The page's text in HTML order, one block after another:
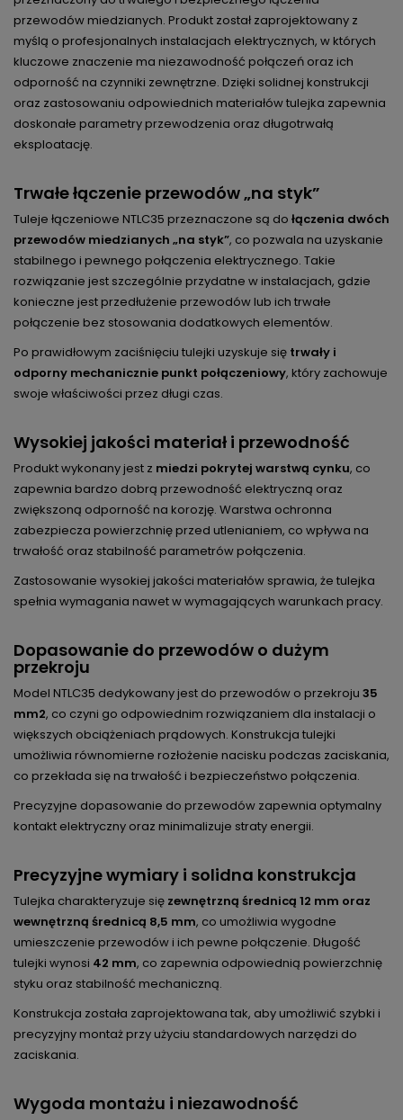
przewodów miedzianych. Produkt został zaprojektowany z
myślą o profesjonalnych instalacjach elektrycznych, w których
kluczowe znaczenie ma niezawodność połączeń oraz ich
odporność na czynniki zewnętrzne. Dzięki solidnej konstrukcji
oraz zastosowaniu odpowiednich materiałów tulejka zapewnia
doskonałe parametry przewodzenia oraz długotrwałą
eksploatację.
Trwałe łączenie przewodów „na styk”
Tuleje łączeniowe NTLC35 przeznaczone są do łączenia dwóch
przewodów miedzianych „na styk”, co pozwala na uzyskanie
stabilnego i pewnego połączenia elektrycznego. Takie
rozwiązanie jest szczególnie przydatne w instalacjach, gdzie
konieczne jest przedłużenie przewodów lub ich trwałe
połączenie bez stosowania dodatkowych elementów.
Po prawidłowym zaciśnięciu tulejki uzyskuje się trwały i
odporny mechanicznie punkt połączeniowy, który zachowuje
swoje właściwości przez długi czas.
Wysokiej jakości materiał i przewodność
Produkt wykonany jest z miedzi pokrytej warstwą cynku, co
zapewnia bardzo dobrą przewodność elektryczną oraz
zwiększoną odporność na korozję. Warstwa ochronna
zabezpiecza powierzchnię przed utlenianiem, co wpływa na
trwałość oraz stabilność parametrów połączenia.
Zastosowanie wysokiej jakości materiałów sprawia, że tulejka
spełnia wymagania nawet w wymagających warunkach pracy.
Dopasowanie do przewodów o dużym
przekroju
Model NTLC35 dedykowany jest do przewodów o przekroju 35
mm2, co czyni go odpowiednim rozwiązaniem dla instalacji o
większych obciążeniach prądowych. Konstrukcja tulejki
umożliwia równomierne rozłożenie nacisku podczas zaciskania,
co przekłada się na trwałość i bezpieczeństwo połączenia.
Precyzyjne dopasowanie do przewodów zapewnia optymalny
kontakt elektryczny oraz minimalizuje straty energii.
Precyzyjne wymiary i solidna konstrukcja
Tulejka charakteryzuje się zewnętrzną średnicą 12 mm oraz
wewnętrzną średnicą 8,5 mm, co umożliwia wygodne
umieszczenie przewodów i ich pewne połączenie. Długość
tulejki wynosi 42 mm, co zapewnia odpowiednią powierzchnię
styku oraz stabilność mechaniczną.
Konstrukcja została zaprojektowana tak, aby umożliwić szybki i
precyzyjny montaż przy użyciu standardowych narzędzi do
zaciskania.
Wygoda montażu i niezawodność